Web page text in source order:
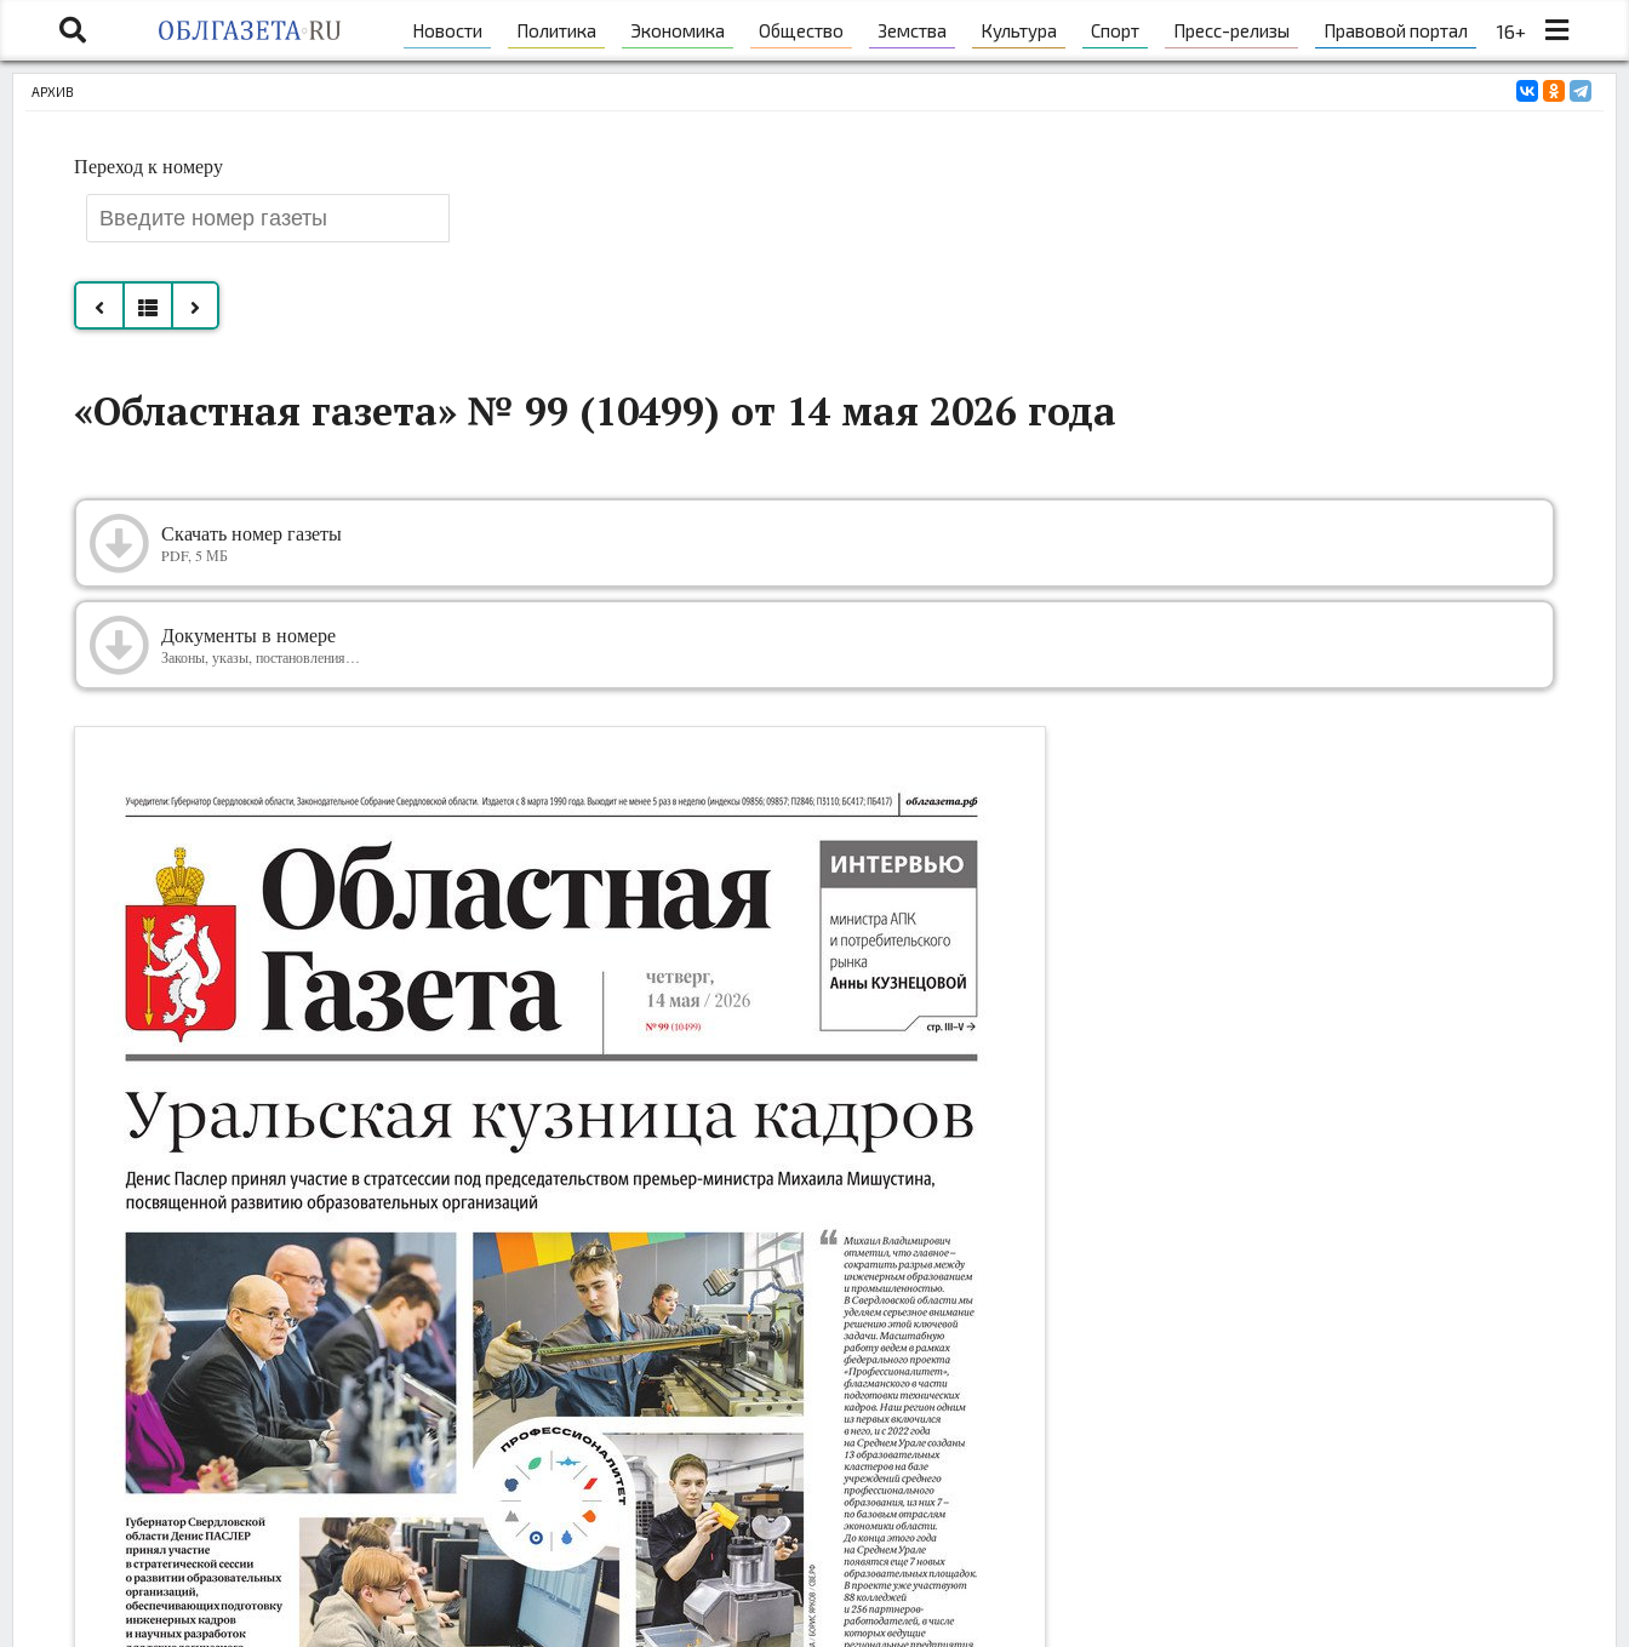
Новости Политика Экономика Общество Земства Культура Спорт Пресс-релизы Правовой портал 16+
АРХИВ
Переход к номеру
номера
май
2026
«Областная газета» № 99 (10499) от 14 мая 2026 года
Скачать номер газеты
PDF, 5 МБ
Документы в номере
Законы, указы, постановления…